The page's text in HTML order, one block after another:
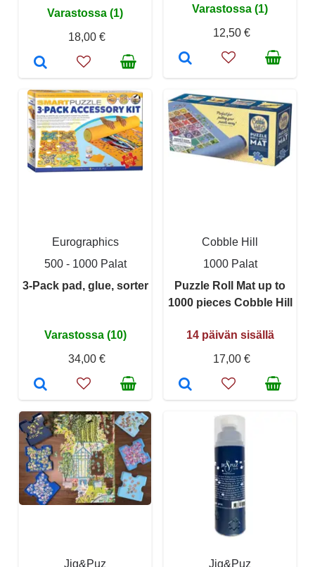
Varastossa (1)
18,00 €
Varastossa (1)
12,50 €
Eurographics
500 - 1000 Palat
3-Pack pad, glue, sorter
Varastossa (10)
34,00 €
Cobble Hill
1000 Palat
Puzzle Roll Mat up to
1000 pieces Cobble Hill
14 päivän sisällä
17,00 €
Jig&Puz Jig&Puz